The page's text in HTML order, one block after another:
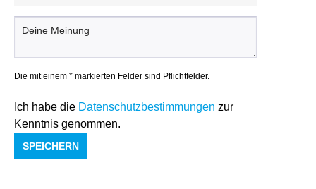
Die mit einem * markierten Felder sind Pflichtfelder.
Ich habe die Datenschutzbestimmungen zur
Kenntnis genommen.
SPEICHERN